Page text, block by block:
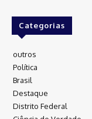
Categorias
outros
Política
Brasil
Destaque
Distrito Federal